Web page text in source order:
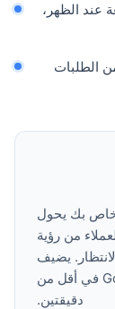
عند الظهر،
الطلبات
بك يحول
من رؤية
يضيف
Form Timer هذا إلى أي نموذج Google Form في أقل من
دقيقتين.